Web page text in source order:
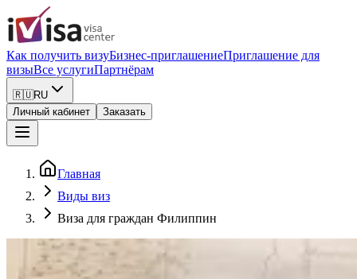
Как получить визуБизнес-приглашениеПриглашение для
визыВсе услугиПартнёрам
🇷🇺RU
Личный кабинет
Заказать
Главная
Виды виз
Виза для граждан Филиппин